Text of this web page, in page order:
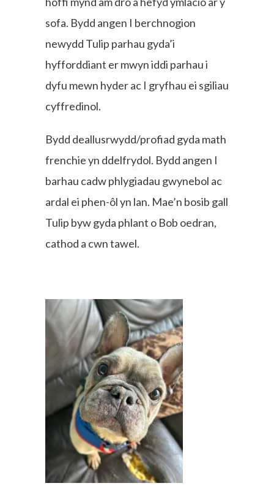
sofa. Bydd angen I berchnogion
newydd Tulip parhau gyda’i
hyfforddiant er mwyn iddi parhau i
dyfu mewn hyder ac I gryfhau ei sgiliau
cyffredinol.
Bydd deallusrwydd/profiad gyda math
frenchie yn ddelfrydol. Bydd angen I
barhau cadw phlygiadau gwynebol ac
ardal ei phen-ôl yn lan. Mae’n bosib gall
Tulip byw gyda phlant o Bob oedran,
cathod a cwn tawel.